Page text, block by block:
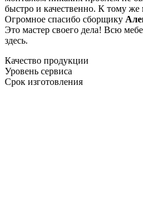
быстро и качественно. К тому
Огромное спасибо сборщику
Это мастер своего дела! Всю
здесь.
Качество продукции
Уровень сервиса
Срок изготовления